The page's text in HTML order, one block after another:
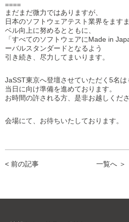
====
まだまだ微力ではありますが、
日本のソフトウェアテスト業界をます
ベル向上に努めるとともに、
「すべてのソフトウェアにMade in
ーバルスタンダードとなるよう
引き続き、尽力してまいります。
JaSST東京へ登壇させていただく5名は
当日に向け準備を進めております。
お時間の許される方、是非お越しくだ
会場にて、お待ちいたしております。
< 前の記事 一覧へ ＞